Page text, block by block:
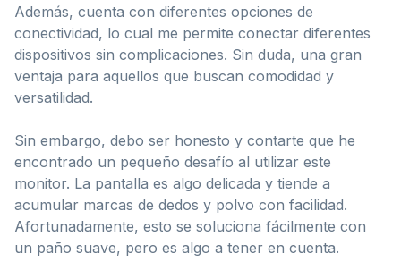
Además, cuenta con diferentes opciones de
conectividad, lo cual me permite conectar diferentes
dispositivos sin complicaciones. Sin duda, una gran
ventaja para aquellos que buscan comodidad y
versatilidad.
Sin embargo, debo ser honesto y contarte que he
encontrado un pequeño desafío al utilizar este
monitor. La pantalla es algo delicada y tiende a
acumular marcas de dedos y polvo con facilidad.
Afortunadamente, esto se soluciona fácilmente con
un paño suave, pero es algo a tener en cuenta.